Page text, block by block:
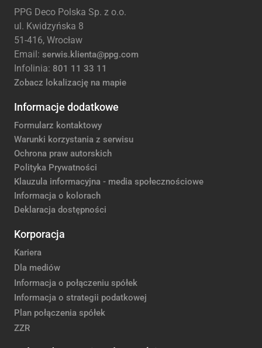
PPG Deco Polska Sp. z o.o.
ul. Kwidzyńska 8
51-416, Wrocław
Email: serwis.klienta@ppg.com
Infolinia: 801 11 33 11
Zobacz lokalizację na mapie
Informacje dodatkowe
Formularz kontaktowy
Warunki korzystania z serwisu
Ochrona praw autorskich
Polityka Prywatności
Klauzula informacyjna - media społecznościowe
Informacja o kolorach
Deklaracja dostępności
Korporacja
Kariera
Dla mediów
Informacja o połączeniu spółek
Informacja o strategii podatkowej
Plan połączenia spółek
ZZR